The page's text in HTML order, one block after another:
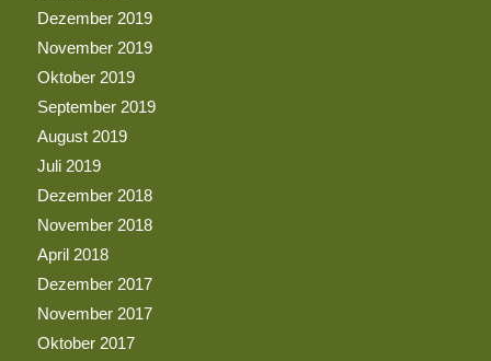
Dezember 2019
November 2019
Oktober 2019
September 2019
August 2019
Juli 2019
Dezember 2018
November 2018
April 2018
Dezember 2017
November 2017
Oktober 2017